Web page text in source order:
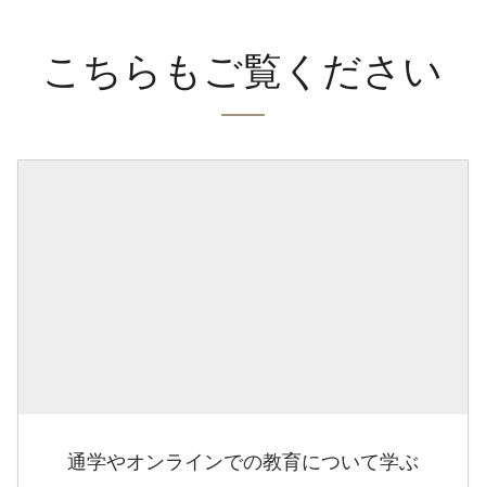
こちらもご覧ください
通学やオンラインでの教育について学ぶ